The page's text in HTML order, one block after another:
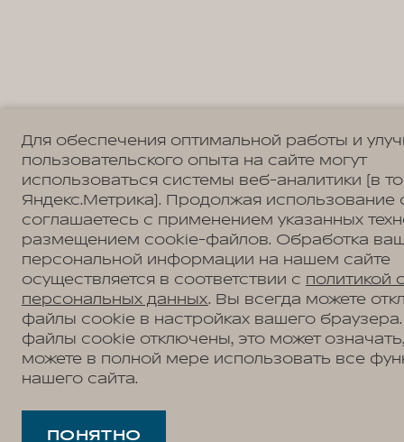
Для обеспечения оптимальной работы и
пользовательского опыта на сайте могут
использоваться системы веб-аналитики (в
Яндекс.Метрика). Продолжая использование
соглашаетесь с применением указанных
размещением cookie-файлов. Обработка
персональной информации на нашем сайте
осуществляется в соответствии с политикой
персональных данных. Вы всегда можете
файлы cookie в настройках вашего
файлы cookie отключены, это может
можете в полной мере использовать все
нашего сайта.
ПОНЯТНО